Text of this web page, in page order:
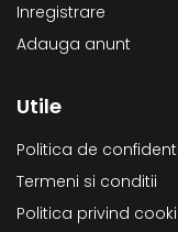
Inregistrare
Adauga anunt
Utile
Politica de
Termeni si conditii
Politica privind